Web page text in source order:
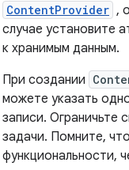
ContentProvider ,
случае установите
к хранимым данным.
При создании
можете указать
записи. Ограничьте
задачи. Помните,
функциональности,